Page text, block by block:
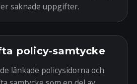
saknade uppgifter.
policy-samtycke
länkade policysidorna och